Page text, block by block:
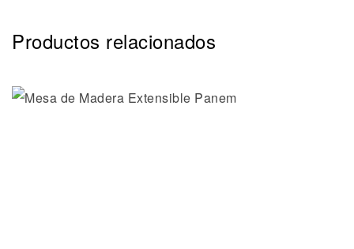
Productos relacionados